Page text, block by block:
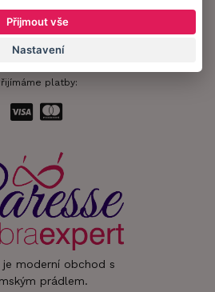
je moderní obchod s
prádlem.
námi v kontaktu.
platby:
Přijmout vše
Nastavení